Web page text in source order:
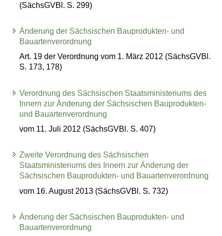
(SächsGVBl. S. 299)
Änderung der Sächsischen Bauprodukten- und
Bauartenverordnung
Art. 19 der Verordnung vom 1. März 2012 (SächsGVBl.
S. 173, 178)
Verordnung des Sächsischen Staatsministeriums des
Innern zur Änderung der Sächsischen Bauprodukten-
und Bauartenverordnung
vom 11. Juli 2012 (SächsGVBl. S. 407)
Zweite Verordnung des Sächsischen
Staatsministeriums des Innern zur Änderung der
Sächsischen Bauprodukten- und Bauartenverordnung
vom 16. August 2013 (SächsGVBl. S. 732)
Änderung der Sächsischen Bauprodukten- und
Bauartenverordnung